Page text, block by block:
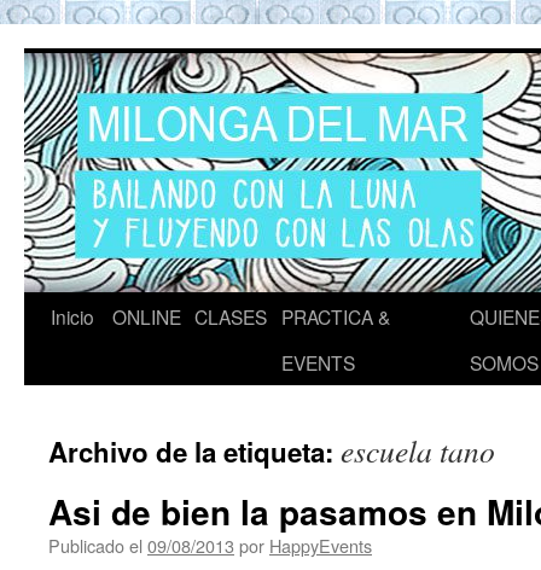
Tango en Barcelona
Tango en Barcelona. Clases de Tango en
Barcelona. Show Tango. Zapatos Tango.
Eventos. Private Tango Lesson. Milonga del
Mar. Milongas y practicas de Tango
Barcelona
Inicio ONLINE CLASES PRACTICA &
EVENTS
SOMOS
Archivo de la etiqueta: escuela tano
Asi de bien la pasamos en
Publicado el 09/08/2013 por HappyEvents